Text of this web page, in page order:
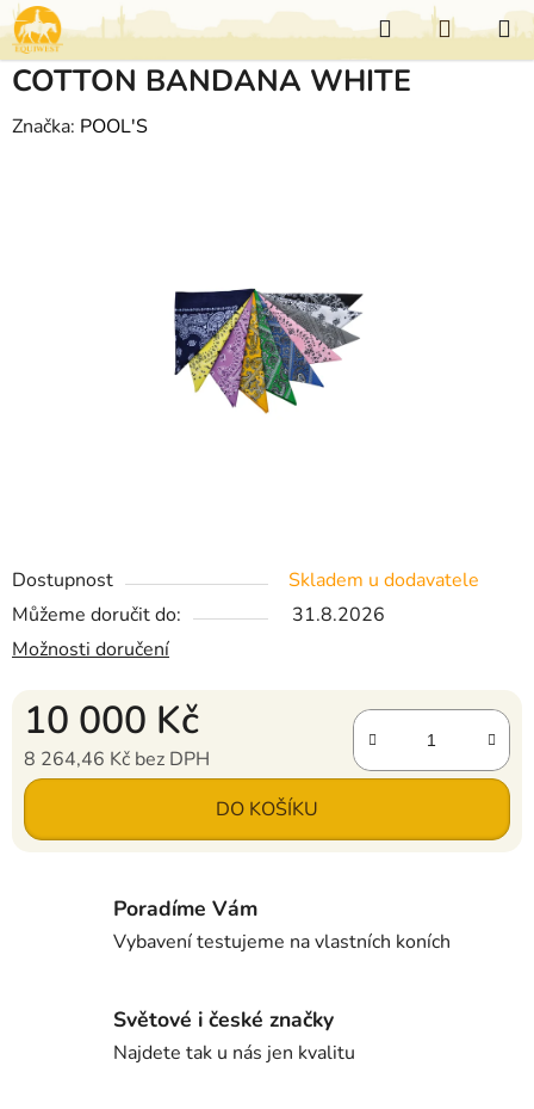
Přejít
na
obsah
Hledat
KOŠÍK
Dostupnost
Skladem u dodavatele
Můžeme doručit do:
31.8.2026
Možnosti doručení
10 000 Kč
8 264,46 Kč bez DPH
Měrná cena: DO KOŠÍKU
COTTON BANDANA WHITE
Značka: POOL'S
Poradíme Vám
Vybavení testujeme na vlastních koních
Světové i české značky
Najdete tak u nás jen kvalitu